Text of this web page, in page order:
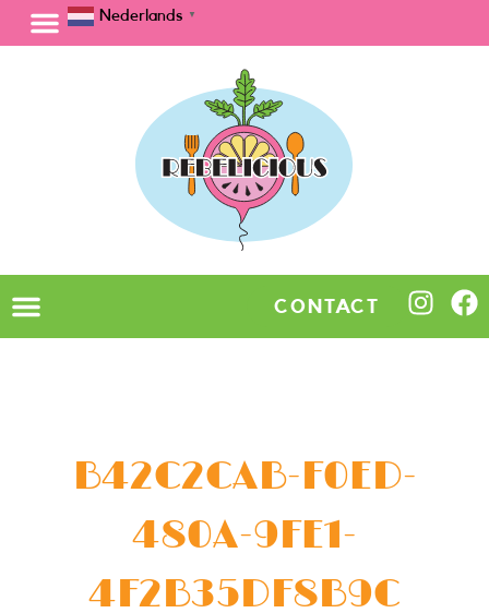
Nederlands ▼
CONTACT
B42C2CAB-F0ED-
480A-9FE1-
4F2B35DF8B9C